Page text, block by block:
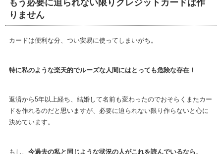
もう必要に迫られない限りクレジットカードは作
りません
カードは便利な分、つい安易に使ってしまいがち。
特に私のような楽天的でルーズな人間にはとっても危険な存在！
返済から5年以上経ち、結婚して名前も変わったのでおそらくまたカー
ドを作れるのだと思いますが、必要に迫られない限り作らないと心に
決めています。
もし、 今過去の私と同じような状況の人がこれを読んでいるなら、